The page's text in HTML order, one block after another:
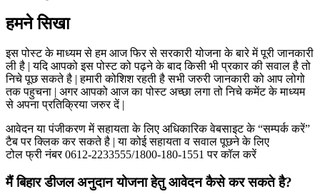
हमने सिखा
इस पोस्ट के माध्यम से हम आज फिर से सरकारी योजना के बारे में पूरी जानकारी
ली है | यदि आपको इस पोस्ट को पढ़ने के बाद किसी भी प्रकार की सवाल है तो
निचे पूछ सकते है | हमारी कोशिश रहती है सभी जरुरी जानकारी को आप लोगो
तक पहुचना | अगर आपको आज का पोस्ट अच्छा लगा तो निचे कमेंट के माध्यम
से अपना प्रतिक्रिया जरुर दें |
आवेदन या पंजीकरण में सहायता के लिए अधिकारिक वेबसाइट के “सम्पर्क करें”
टैब पर क्लिक कर सकते है | या कोई सहायता व सवाल पूछने के लिए
टोल फ्री नंबर 0612-2233555/1800-180-1551 पर कॉल करें
मैं बिहार डीजल अनुदान योजना हेतु आवेदन कैसे कर सकते है?